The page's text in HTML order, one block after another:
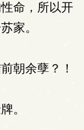
命，所以开
家。
朝余孽？！
。